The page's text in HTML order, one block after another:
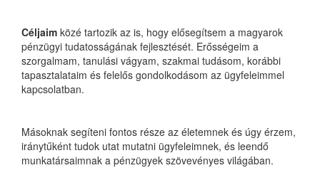
Céljaim közé tartozik az is, hogy elősegítsem a magyarok
pénzügyi tudatosságának fejlesztését. Erősségeim a
szorgalmam, tanulási vágyam, szakmai tudásom, korábbi
tapasztalataim és felelős gondolkodásom az ügyfeleimmel
kapcsolatban.
Másoknak segíteni fontos része az életemnek és úgy érzem,
iránytűként tudok utat mutatni ügyfeleimnek, és leendő
munkatársaimnak a pénzügyek szövevényes világában.